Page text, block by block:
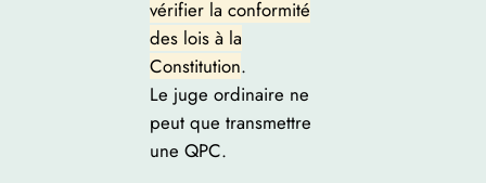
vérifier la conformité
des lois à la
Constitution.
Le juge ordinaire ne
peut que transmettre
une QPC.